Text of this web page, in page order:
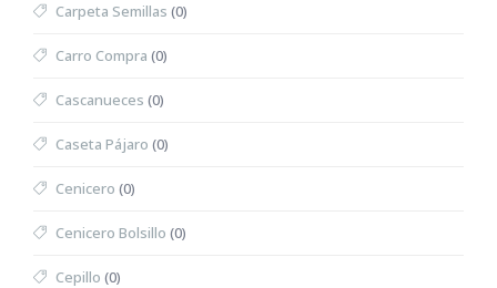
Carpeta Semillas (0)
Carro Compra (0)
Cascanueces (0)
Caseta Pájaro (0)
Cenicero (0)
Cenicero Bolsillo (0)
Cepillo (0)